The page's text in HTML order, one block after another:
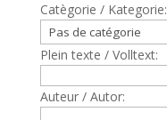
Catègorie / Kategorie:
Plein texte / Volltext:
Auteur / Autor: